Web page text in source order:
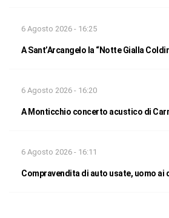
6 Agosto 2026 - 16:25
A Sant’Arcangelo la “Notte Gialla
6 Agosto 2026 - 16:20
A Monticchio concerto acustico di
6 Agosto 2026 - 16:11
Compravendita di auto usate, uomo ai